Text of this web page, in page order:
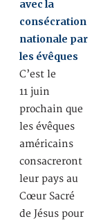
avec la
consécration
nationale par
les évêques
C’est le
11 juin
prochain que
les évêques
américains
consacreront
leur pays au
Cœur Sacré
de Jésus pour